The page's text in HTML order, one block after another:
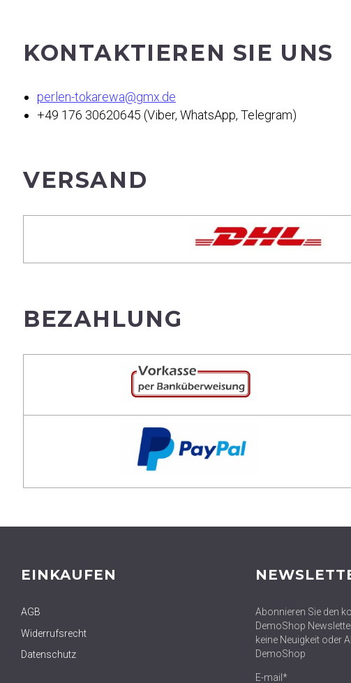
KONTAKTIEREN SIE UNS
perlen-tokarewa@gmx.de
+49 176 30620645 (Viber, WhatsApp, Telegram)
VERSAND
BEZAHLUNG
EINKAUFEN
AGB
Widerrufsrecht
Datenschutz
Abonnieren Sie den
DemoShop
keine Neuigkeit oder
DemoShop
E-mail*